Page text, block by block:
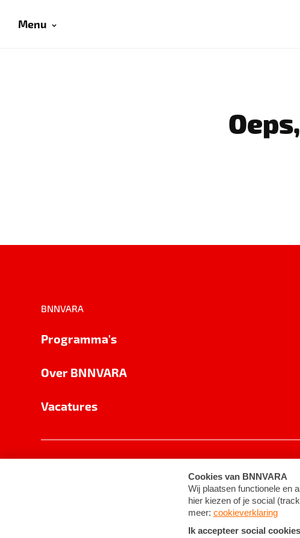
Menu
BNNVARA
Programma's
Over BNNVARA
Vacatures
Cookie-instellingen Algemene